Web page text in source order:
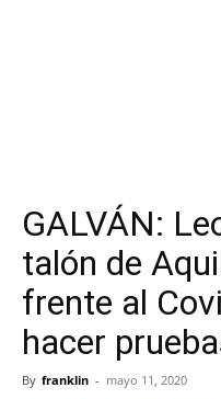
GALVÁN:
talón de
frente al
hacer
By franklin - mayo 11, 2020